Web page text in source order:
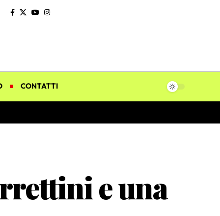
CONTATTI
e una